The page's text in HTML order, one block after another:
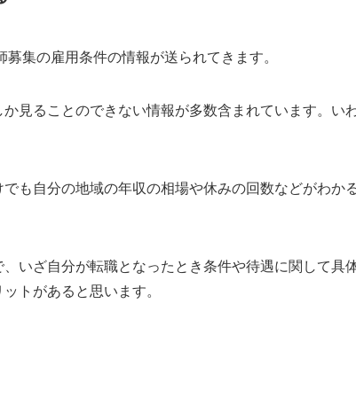
集の雇用条件の情報が送られてきます。
見ることのできない情報が多数含まれています。い
も自分の地域の年収の相場や休みの回数などがわか
いざ自分が転職となったとき条件や待遇に関して具
トがあると思います。